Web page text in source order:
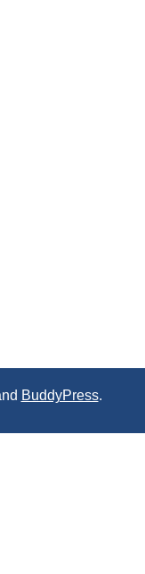
BuddyPress.